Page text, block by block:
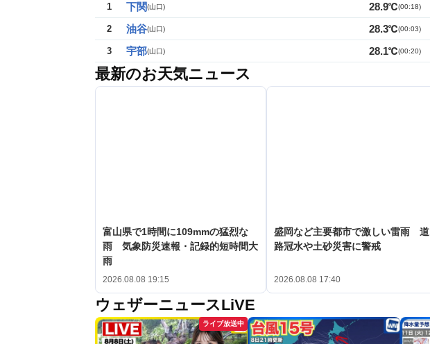
1
下関(山口) 28.9℃(00:18)
2 油谷(山口) 28.3℃(00:03)
3 宇部(山口) 28.1℃(00:20)
最新のお天気ニュース
富山県で1時間に109mmの猛烈な
雨 気象防災速報・記録的短時間大
雨
2026.08.08 19:15
盛岡など主要都市で激しい雷雨 道
路冠水や土砂災害に警戒
2026.08.08 17:40
ウェザーニュースLiVE
ライブ放送中